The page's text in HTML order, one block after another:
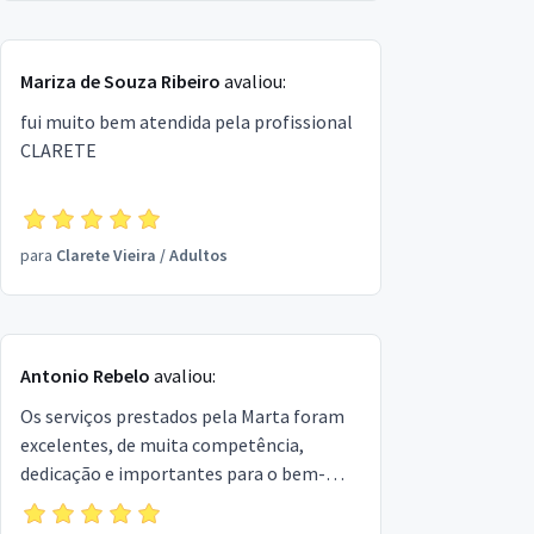
Mariza de Souza Ribeiro avaliou:
fui muito bem atendida pela profissional
CLARETE
para Clarete Vieira /Adultos
Antonio Rebelo avaliou:
Os serviços prestados pela Marta foram
excelentes, de muita competência,
dedicação e importantes para o bem-
estar dos idosos, meu pai e minha mãe no